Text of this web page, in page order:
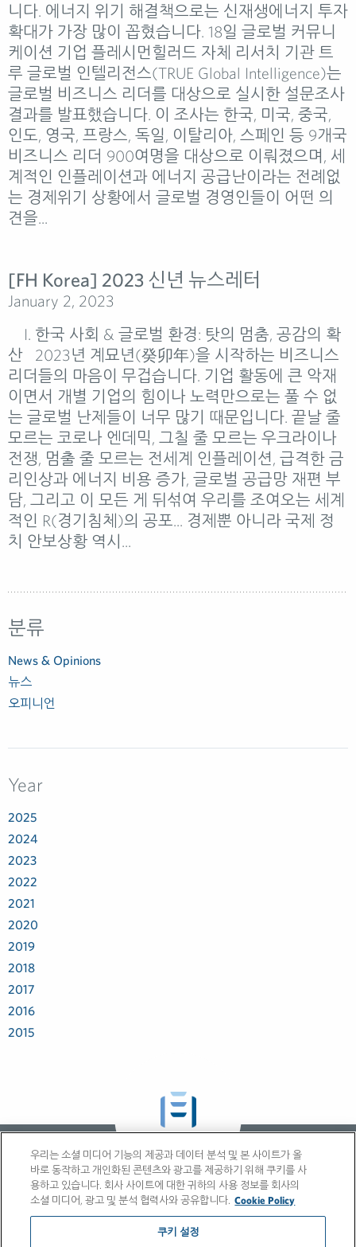
니다. 에너지 위기 해결책으로는 신재생에너지 투자
확대가 가장 많이 꼽혔습니다. 18일 글로벌 커뮤니
케이션 기업 플레시먼힐러드 자체 리서치 기관 트
루 글로벌 인텔리전스(TRUE Global Intelligence)는
글로벌 비즈니스 리더를 대상으로 실시한 설문조사
결과를 발표했습니다. 이 조사는 한국, 미국, 중국,
인도, 영국, 프랑스, 독일, 이탈리아, 스페인 등 9개국
비즈니스 리더 900여명을 대상으로 이뤄졌으며, 세
계적인 인플레이션과 에너지 공급난이라는 전례없
는 경제위기 상황에서 글로벌 경영인들이 어떤 의
견을...
[FH Korea] 2023 신년 뉴스레터
January 2, 2023
I. 한국 사회 & 글로벌 환경: 탓의 멈춤, 공감의 확
산 2023년 계묘년(癸卯年)을 시작하는 비즈니스
리더들의 마음이 무겁습니다. 기업 활동에 큰 악재
이면서 개별 기업의 힘이나 노력만으로는 풀 수 없
는 글로벌 난제들이 너무 많기 때문입니다. 끝날 줄
모르는 코로나 엔데믹, 그칠 줄 모르는 우크라이나
전쟁, 멈출 줄 모르는 전세계 인플레이션, 급격한 금
리인상과 에너지 비용 증가, 글로벌 공급망 재편 부
담, 그리고 이 모든 게 뒤섞여 우리를 조여오는 세계
적인 R(경기침체)의 공포... 경제뿐 아니라 국제 정
치 안보상황 역시...
분류
News & Opinions
뉴스
오피니언
Year
2025
2024
2023
2022
2021
2020
2019
2018
2017
2016
2015
우리는 소셜 미디어 기능의 제공과 데이터 분석 및 본 사이트가 올
바로 동작하고 개인화된 콘텐츠와 광고를 제공하기 위해 쿠키를 사
용하고 있습니다. 회사 사이트에 대한 귀하의 사용 정보를 회사의
소셜 미디어, 광고 및 분석 협력사와 공유합니다. Cookie Policy
쿠키 설정